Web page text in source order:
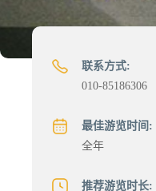
联系方式:
010-85186306
最佳游览时间:
全年
推荐游览时长: